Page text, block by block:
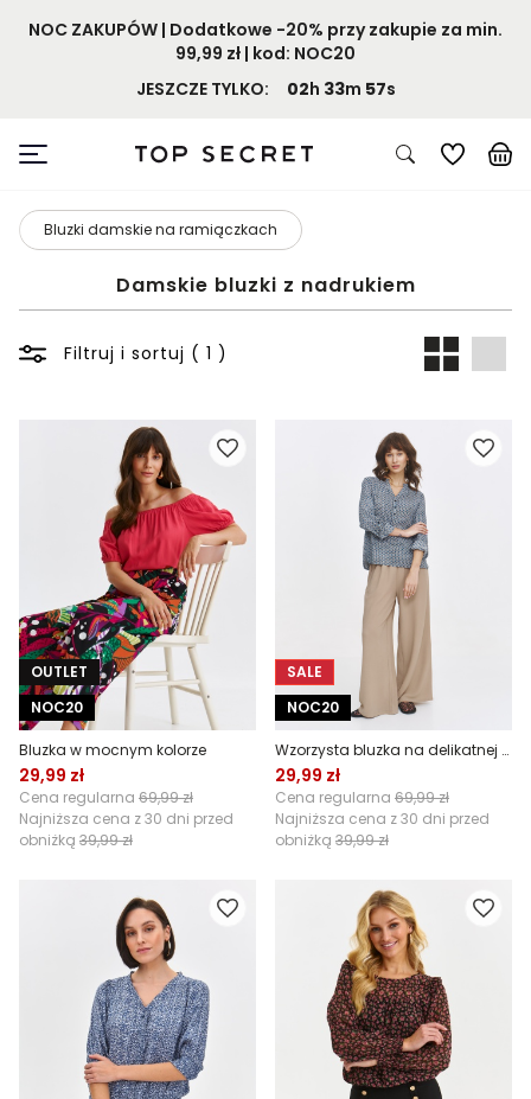
NOC ZAKUPÓW | Dodatkowe -20% przy zakupie za min.
99,99 zł | kod: NOC20
JESZCZE TYLKO:
02h 33m 57s
Bluzki damskie na ramiączkach
Damskie bluzki z nadrukiem
Filtruj i sortuj ( 1 )
OUTLET
NOC20
Bluzka w mocnym kolorze
29,99 zł
Cena regularna 69,99 zł
Najniższa cena z 30 dni przed
obniżką 39,99 zł
SALE
NOC20
Wzorzysta bluzka na delikatnej stójce
29,99 zł
Cena regularna 69,99 zł
Najniższa cena z 30 dni przed
obniżką 39,99 zł